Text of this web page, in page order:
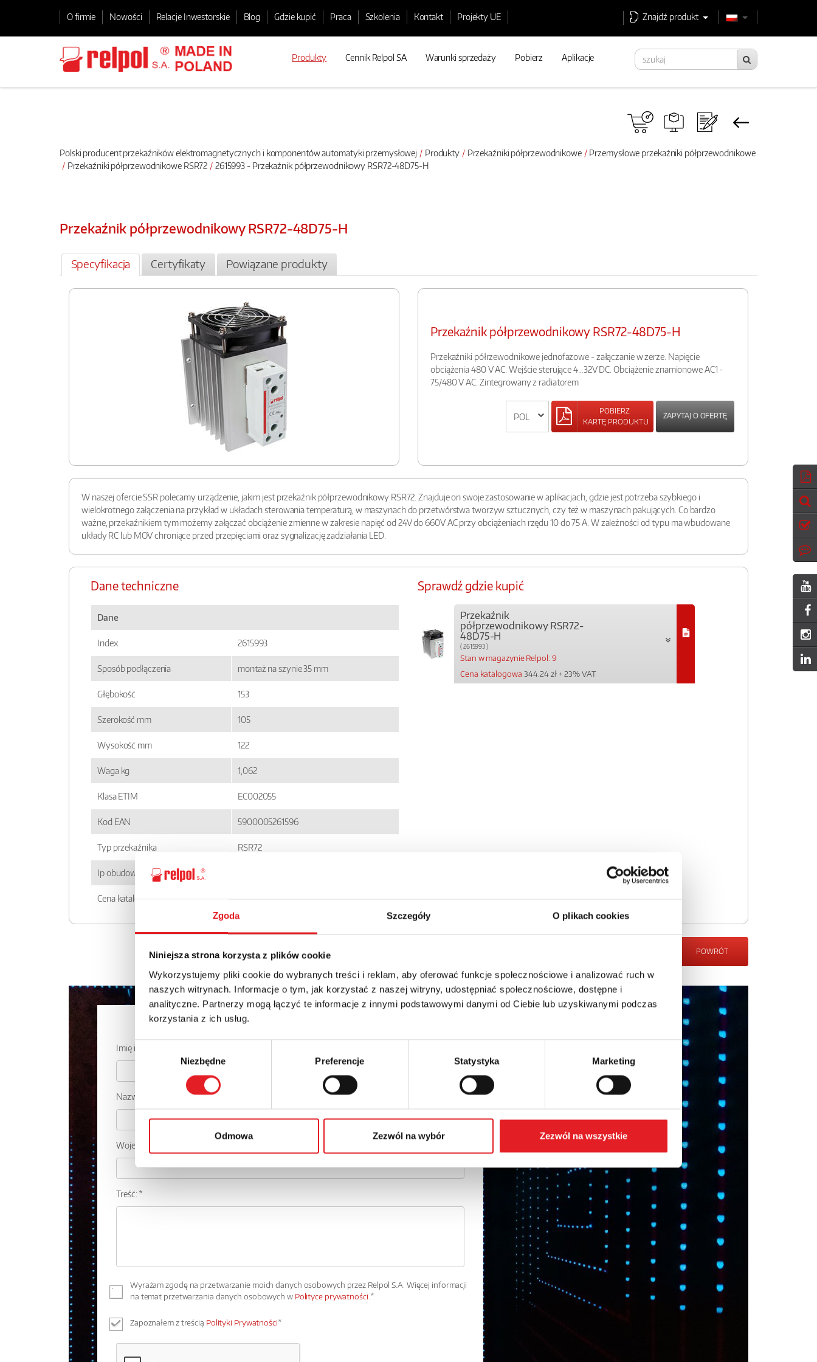
Zgoda Szczegóły O plikach cookies
Niniejsza strona korzysta z plików cookie
Wykorzystujemy pliki cookie do wybranych treści i reklam, aby oferować funkcje społecznościowe i analizować ruch w
naszych witrynach. Informacje o tym, jak korzystać z naszej witryny, udostępniać społecznościowe, dostępne i
analityczne. Partnerzy mogą łączyć te informacje z innymi podstawowymi danymi od Ciebie lub uzyskiwanymi podczas
korzystania z ich usług.
Wybór
zgody
Niezbędne Preferencje Statystyka Marketing
Odmowa Zezwól na wybór Zezwól na wszystkie
O firmie Nowości Relacje Inwestorskie Blog Gdzie kupić Praca Szkolenia Kontakt Projekty UE Znajdź produkt
Produkty Cennik Relpol SA Warunki sprzedaży Pobierz Aplikacje
Polski producent przekaźników elektromagnetycznych i komponentów automatyki przemysłowej Produkty Przekaźniki półprzewodnikowe
Przemysłowe przekaźniki półprzewodnikowe
Przekaźniki półprzewodnikowe RSR72
2615993 - Przekaźnik półprzewodnikowy RSR72-48D75-H
Przekaźnik półprzewodnikowy RSR72-48D75-H
Specyfikacja Certyfikaty Powiązane produkty
Przekaźnik półprzewodnikowy RSR72-48D75-H
Przekaźniki półrzewodnikowe jednofazowe - załączanie w zerze. Napięcie
obciążenia 480 V AC. Wejście sterujące 4…32V DC. Obciążenie znamionowe AC1 -
75/480 V AC. Zintegrowany z radiatorem
POBIERZ
KARTĘ PRODUKTU
ZAPYTAJ O OFERTĘ
W naszej ofercie SSR polecamy urządzenie, jakim jest przekaźnik półprzewodnikowy RSR72. Znajduje on swoje zastosowanie w aplikacjach, gdzie jest potrzeba szybkiego i
wielokrotnego załączenia na przykład w układach sterowania temperaturą, w maszynach do przetwórstwa tworzyw sztucznych, czy też w maszynach pakujących. Co bardzo
ważne, przekaźnikiem tym możemy załączać obciążenie zmienne w zakresie napięć od 24V do 660V AC przy obciążeniach rzędu 10 do 75 A. W zależności od typu ma wbudowane
układy RC lub MOV chroniące przed przepięciami oraz sygnalizację zadziałania LED.
Dane techniczne
Dane
Index 2615993
Sposób podłączenia montaż na szynie 35 mm
Głębokość 153
Szerokość mm 105
Wysokość mm 122
Waga kg 1,062
Klasa ETIM EC002055
Kod EAN 5900005261596
Typ przekaźnika RSR72
Ip obudowy
Cena katalogowa 344.24zł + 23% VAT
Sprawdź gdzie kupić
Przekaźnik
półprzewodnikowy RSR72-
48D75-H
( 2615993 )
Stan w magazynie Relpol: 9
Cena katalogowa 344.24 zł + 23% VAT
POWRÓT
Zapytaj o szczegóły oferty
Imię i nazwisko: *
Nazwa firmy: Numer telefonu:
Województwo:
Treść: *
Wyrażam zgodę na przetwarzanie moich danych osobowych przez Relpol S.A. Więcej informacji
na temat przetwarzania danych osobowych w Polityce prywatności.*
Zapoznałem z treścią Polityki Prywatności*